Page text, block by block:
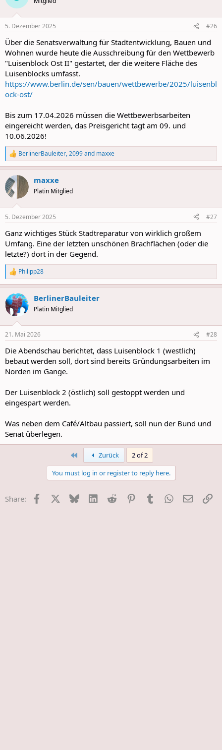
i
s
:
5. Dezember 2025 #26
Über die Senatsverwaltung für Stadtentwicklung, Bauen und
Wohnen wurde heute die Ausschreibung für den Wettbewerb
"Luisenblock Ost II" gestartet, der die weitere Fläche des
Luisenblocks umfasst.
https://www.berlin.de/sen/bauen/wettbewerbe/2025/luisenbl
ock-ost/
Bis zum 17.04.2026 müssen die Wettbewerbsarbeiten
eingereicht werden, das Preisgericht tagt am 09. und
10.06.2026!
R
e
a
c
t
i
s
BerlinerBauleiter,2099and maxxe
maxxe
Platin Mitglied
5. Dezember 2025 #27
Ganz wichtiges Stück Stadtreparatur von wirklich großem
Umfang. Eine der letzten unschönen Brachflächen (oder die
letzte?) dort in der Gegend.
R
e
a
c
t
i
s
Philipp28
BerlinerBauleiter
Platin Mitglied
21. Mai 2026 #28
Die Abendschau berichtet, dass Luisenblock 1 (westlich)
bebaut werden soll, dort sind bereits Gründungsarbeiten im
Norden im Gange.
Der Luisenblock 2 (östlich) soll gestoppt werden und
eingespart werden.
Was neben dem Café/Altbau passiert, soll nun der Bund und
Senat überlegen.
Zurück
2 of 2
You must log in or register to reply here.
Share: Facebook Bluesky LinkedInReddit PinterestTumblrWhatsApp
E-Mail